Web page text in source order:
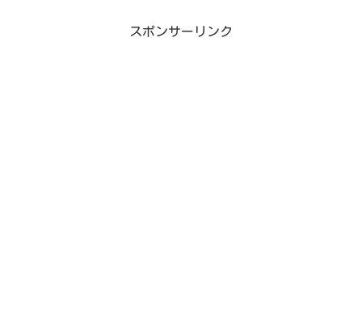
スポンサーリンク